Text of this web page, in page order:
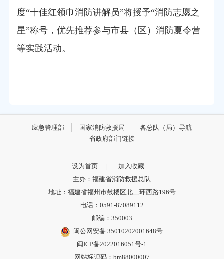
度“十佳红领巾消防讲解员”将授予“消防志愿之
星”称号，优先推荐参与市县（区）消防夏令营
等实践活动。
应急管理部 国家消防救援局
各总队（局）导航
省政府部门链接
设为首页 |
加入收藏
主办：福建省消防救援总队
地址：福建省福州市鼓楼区北二环西路196号
电话：0591-87089112
邮编：350003
闽公网安备 35010202001648号
闽ICP备2022016051号-1
网站标识码：bm88000007